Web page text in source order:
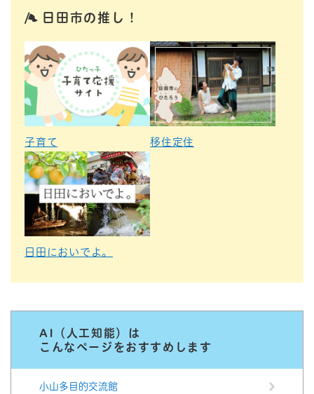
日田市の推し！
子育て 移住定住
日田においでよ。
AI（人工知能）は
こんなページをおすすめします
小山多目的交流館